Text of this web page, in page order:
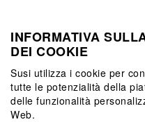
Il rimborso sarà effettuato
nostri magazzini e dopo
descritti in seguito.
rimborso potrà essere:
totale, e prevederà
INFORMATIVA
DEI COOKIE
Susi utilizza i cookie per
tutte le potenzialità della
delle funzionalità
Web.